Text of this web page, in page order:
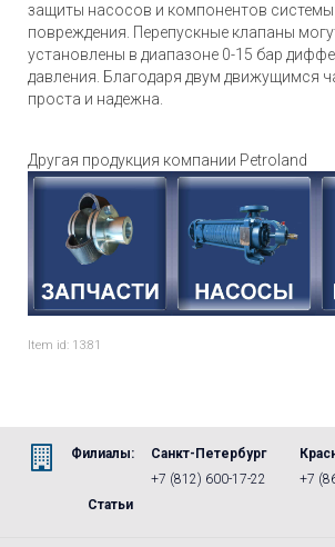
защиты насосов и компонентов системы
повреждения. Перепускные клапаны
установлены в диапазоне 0-15 бар
давления. Благодаря двум движущимся
проста и надежна.
Другая продукция компании Petroland
Item id: 13:81
Филиалы:
Санкт-Петербург
+7 (812) 600-17-22
+7
Статьи